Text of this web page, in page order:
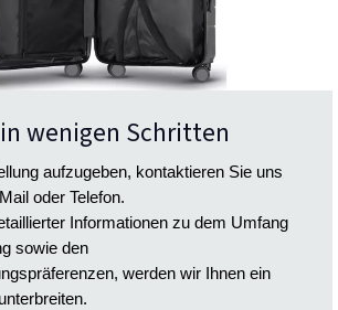
wenigen Schritten
aufzugeben, kontaktieren Sie uns
oder Telefon.
Informationen zu dem Umfang
sowie den
werden wir Ihnen ein